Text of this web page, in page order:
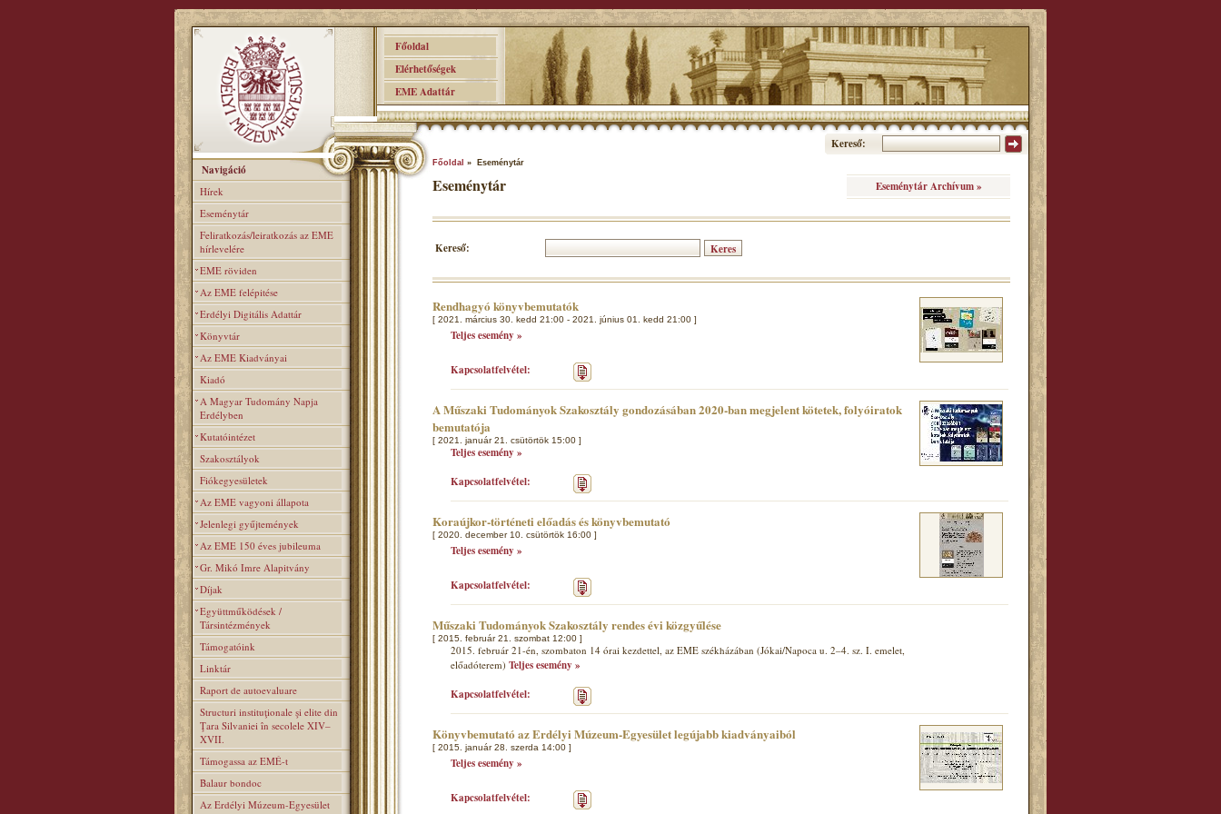
Főoldal
Elérhetőségek
EME Adattár
Kereső:
Navigáció
Hírek
Eseménytár
Feliratkozás/leiratkozás az EME
hírlevelére
EME röviden
Az EME felépitése
Erdélyi Digitális Adattár
Könyvtár
Az EME Kiadványai
Kiadó
A Magyar Tudomány Napja
Erdélyben
Kutatóintézet
Szakosztályok
Fiókegyesületek
Az EME vagyoni állapota
Jelenlegi gyűjtemények
Az EME 150 éves jubileuma
Gr. Mikó Imre Alapitvány
Díjak
Együttműködések /
Társintézmények
Támogatóink
Linktár
Raport de autoevaluare
Structuri instituţionale şi elite din
Ţara Silvaniei în secolele XIV–
XVII.
Támogassa az EMÉ-t
Balaur bondoc
Az Erdélyi Múzeum-Egyesület
Főoldal » Eseménytár
Eseménytár Eseménytár Archívum »
Kereső:
Rendhagyó könyvbemutatók
[ 2021. március 30. kedd 21:00 - 2021. június 01. kedd 21:00 ]
Teljes esemény »
Kapcsolatfelvétel:
A Műszaki Tudományok Szakosztály gondozásában 2020-ban megjelent kötetek, folyóiratok
bemutatója
[ 2021. január 21. csütörtök 15:00 ]
Teljes esemény »
Kapcsolatfelvétel:
Koraújkor-történeti előadás és könyvbemutató
[ 2020. december 10. csütörtök 16:00 ]
Teljes esemény »
Kapcsolatfelvétel:
Műszaki Tudományok Szakosztály rendes évi közgyűlése
[ 2015. február 21. szombat 12:00 ]
2015. február 21-én, szombaton 14 órai kezdettel, az EME székházában (Jókai/Napoca u. 2–4. sz. I. emelet,
előadóterem) Teljes esemény »
Kapcsolatfelvétel:
Könyvbemutató az Erdélyi Múzeum-Egyesület legújabb kiadványaiból
[ 2015. január 28. szerda 14:00 ]
Teljes esemény »
Kapcsolatfelvétel: